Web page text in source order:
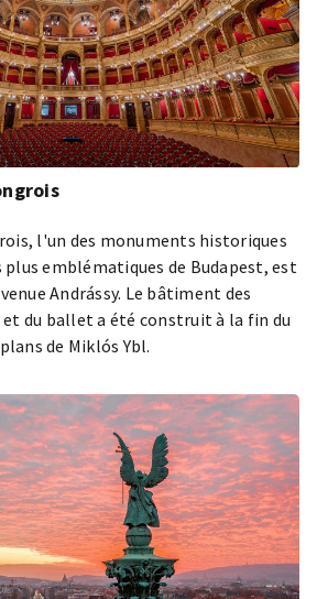
l'un des monuments historiques
emblématiques de Budapest, est
Andrássy. Le bâtiment des
du ballet a été construit à la fin du
de Miklós Ybl.